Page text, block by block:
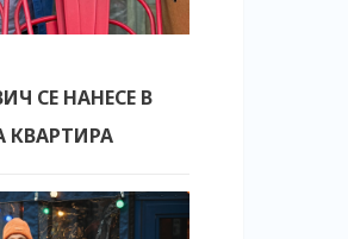
СЕ НАНЕСЕ В
КВАРТИРА